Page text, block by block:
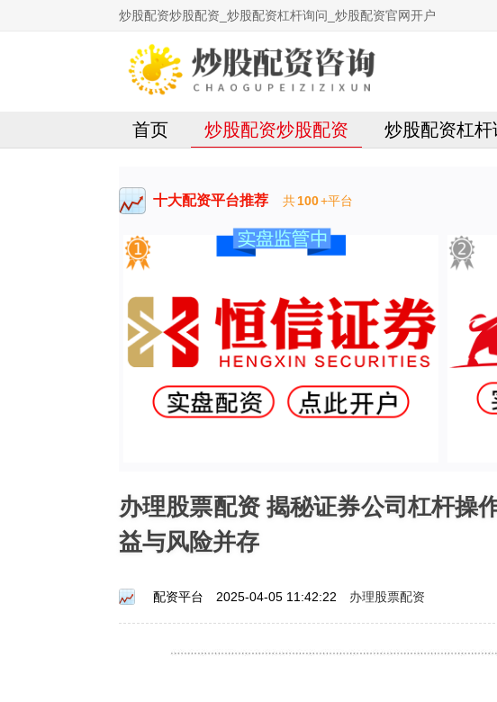
炒股配资炒股配资_炒股配资杠杆询问_炒股配资官网开户
首页 炒股配资炒股配资 炒股配资杠杆
十大配资平台推荐 共100+平台
办理股票配资 揭秘证券公司杠杆操
益与风险并存
配资平台 2025-04-05 11:42:22 办理股票配资